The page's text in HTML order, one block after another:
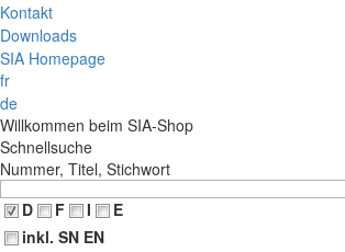
Kontakt
Downloads
SIA Homepage
fr
de
Willkommen beim SIA-Shop
Schnellsuche
Nummer, Titel, Stichwort
D
F I
E
inkl. SN EN